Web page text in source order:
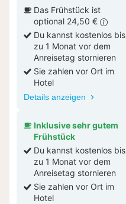
Das Frühstück ist
optional 24,50 €
Du kannst kostenlos bis
zu 1 Monat vor dem
Anreisetag stornieren
Sie zahlen vor Ort im
Hotel
Details anzeigen
Inklusive sehr gutem
Frühstück
Du kannst kostenlos bis
zu 1 Monat vor dem
Anreisetag stornieren
Sie zahlen vor Ort im
Hotel